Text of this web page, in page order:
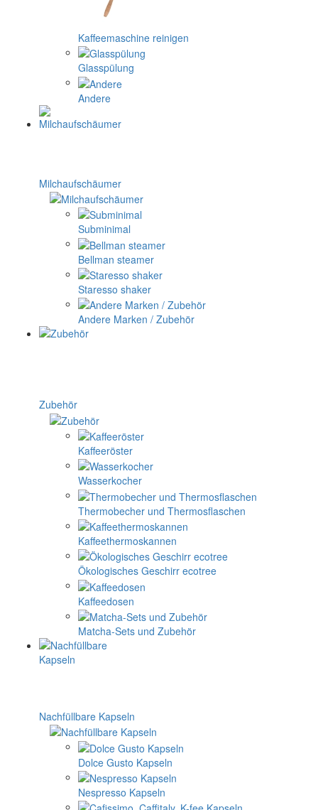
Kaffeemaschine reinigen
Glasspülung
Andere
Milchaufschäumer
Subminimal
Bellman steamer
Staresso shaker
Andere Marken / Zubehör
Zubehör
Kaffeeröster
Wasserkocher
Thermobecher und Thermosflaschen
Kaffeethermoskannen
Ökologisches Geschirr ecotree
Kaffeedosen
Matcha-Sets und Zubehör
Nachfüllbare Kapseln
Dolce Gusto Kapseln
Nespresso Kapseln